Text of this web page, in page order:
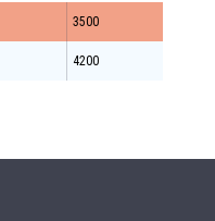
3500
4200